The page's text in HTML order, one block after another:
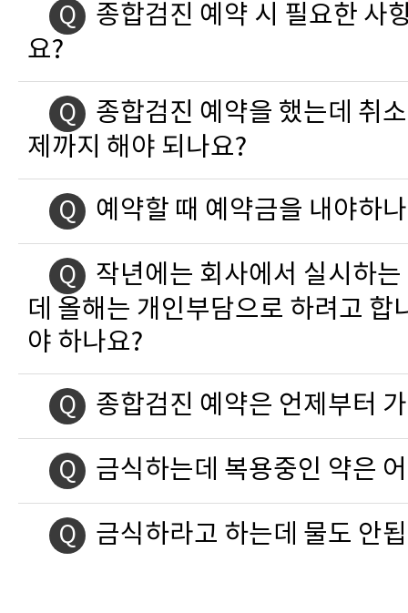
Q
종합검진 예약 시 필요한 사
요?
Q
종합검진 예약을 했는데 취
제까지 해야 되나요?
Q 예약할 때 예약금을 내야하
Q
작년에는 회사에서 실시하
데 올해는 개인부담으로 하려고 합
야 하나요?
Q 종합검진 예약은 언제부터
Q 금식하는데 복용중인 약은
Q 금식하라고 하는데 물도 안